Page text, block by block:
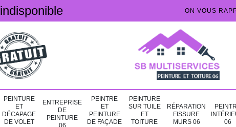
indisponible ON VOUS
PEINTURE
ET
DÉCAPAGE
DE VOLET
ENTREPRISE
DE
PEINTURE
06
PEINTRE
ET
PEINTURE
DE FAÇADE
PEINTURE
SUR TUILE
ET
TOITURE
RÉPARATION
FISSURE
MURS 06
06